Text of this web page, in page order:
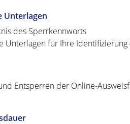
Unterlagen
des Sperrkennworts
Unterlagen für Ihre Identifizierung
Entsperren der Online-